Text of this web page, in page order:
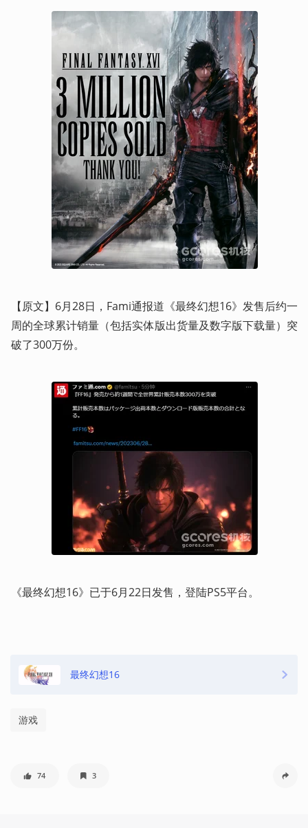
【原文】6月28日，Fami通报道《最终幻想16》发售后约一
周的全球累计销量（包括实体版出货量及数字版下载量）突
破了300万份。
《最终幻想16》已于6月22日发售，登陆PS5平台。
最终幻想16
游戏
74 3